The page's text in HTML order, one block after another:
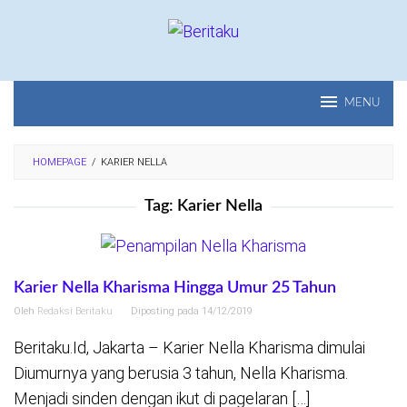
MENU
HOMEPAGE / KARIER NELLA
Tag: Karier Nella
Karier Nella Kharisma Hingga Umur 25 Tahun
Oleh Redaksi Beritaku Diposting pada 14/12/2019
Beritaku.Id, Jakarta – Karier Nella Kharisma dimulai
Diumurnya yang berusia 3 tahun, Nella Kharisma.
Menjadi sinden dengan ikut di pagelaran […]